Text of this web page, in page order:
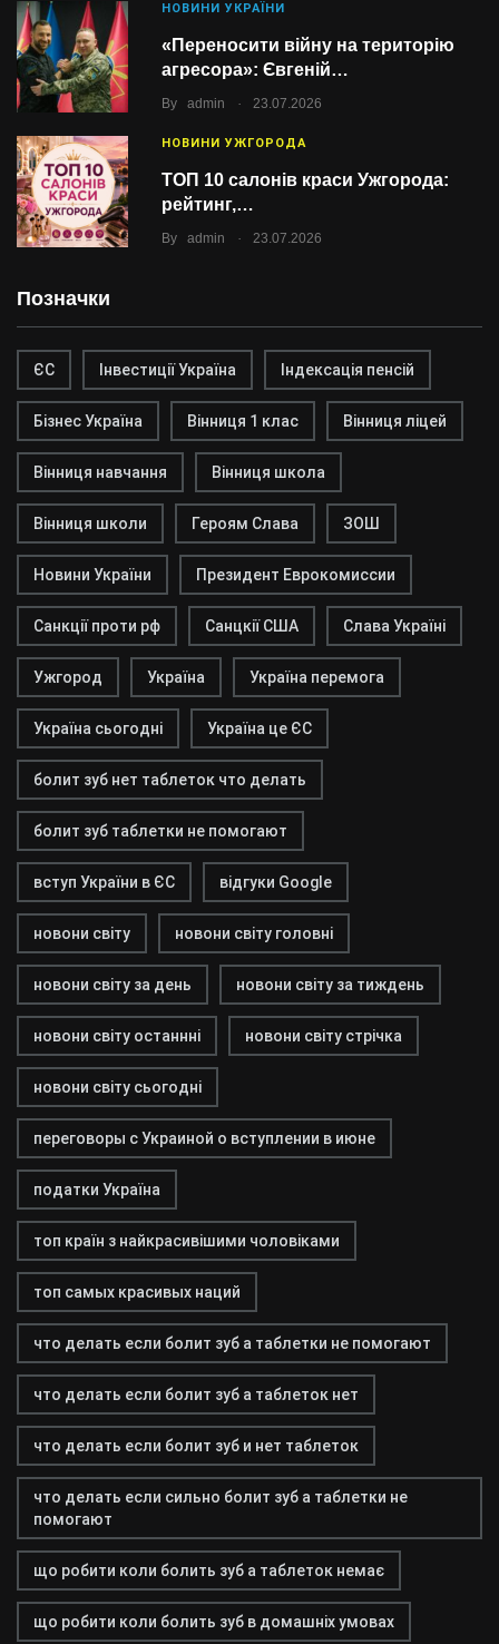
НОВИНИ УКРАЇНИ
«Переносити війну на територію
агресора»: Євгеній…
By admin . 23.07.2026
НОВИНИ УЖГОРОДА
ТОП 10 салонів краси Ужгорода:
рейтинг,…
By admin . 23.07.2026
Позначки
ЄС Інвестиції Україна Індексація пенсій
Бізнес Україна Вінниця 1 клас Вінниця ліцей
Вінниця навчання Вінниця школа
Вінниця школи Героям Слава ЗОШ
Новини України Президент Еврокомиссии
Санкції проти рф Санцкії США Слава Україні
Ужгород Україна Україна перемога
Україна сьогодні Україна це ЄС
болит зуб нет таблеток что делать
болит зуб таблетки не помогают
вступ України в ЄС відгуки Google
новони світу новони світу головні
новони світу за день новони світу за тиждень
новони світу останнні новони світу стрічка
новони світу сьогодні
переговоры с Украиной о вступлении в июне
податки Україна
топ країн з найкрасивішими чоловіками
топ самых красивых наций
что делать если болит зуб а таблетки не помогают
что делать если болит зуб а таблеток нет
что делать если болит зуб и нет таблеток
что делать если сильно болит зуб а таблетки не
помогают
що робити коли болить зуб а таблеток немає
що робити коли болить зуб в домашніх умовах